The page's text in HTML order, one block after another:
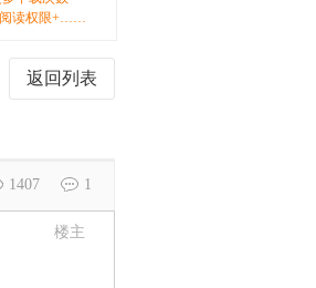
阅读权限+……
返回列表
1407 1
楼主